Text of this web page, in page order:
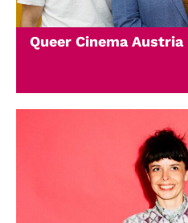
Queer Cinema Austria